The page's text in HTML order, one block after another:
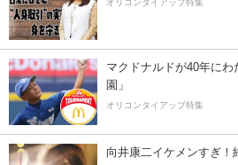
オリコンタイアップ特集
マクドナルドが40年に
園」
オリコンタイアップ特集
向井康二イケメンすぎ！